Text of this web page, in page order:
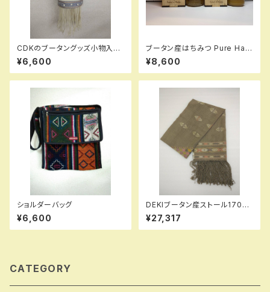
CDKのブータングッズ小物入れ
1
¥6,600
ブータン産はちみつ Pure Hap
py Honey セット （ホワイトク
ローバー ＆ピンクのそばの花）
275g 各1瓶セット
¥8,600
ショルダーバッグ
¥6,600
DEKIブータン産ストール17004
Wild silk（野蚕） 80% Cotton
20%
¥27,317
CATEGORY